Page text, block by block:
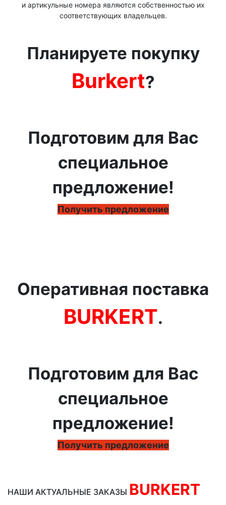
и артикульные номера являются собственностью их
соответствующих владельцев.
Планируете покупку
Burkert?
Подготовим для Вас
специальное
предложение!
Получить предложение
Оперативная поставка
BURKERT.
Подготовим для Вас
специальное
предложение!
Получить предложение
НАШИ АКТУАЛЬНЫЕ ЗАКАЗЫ BURKERT